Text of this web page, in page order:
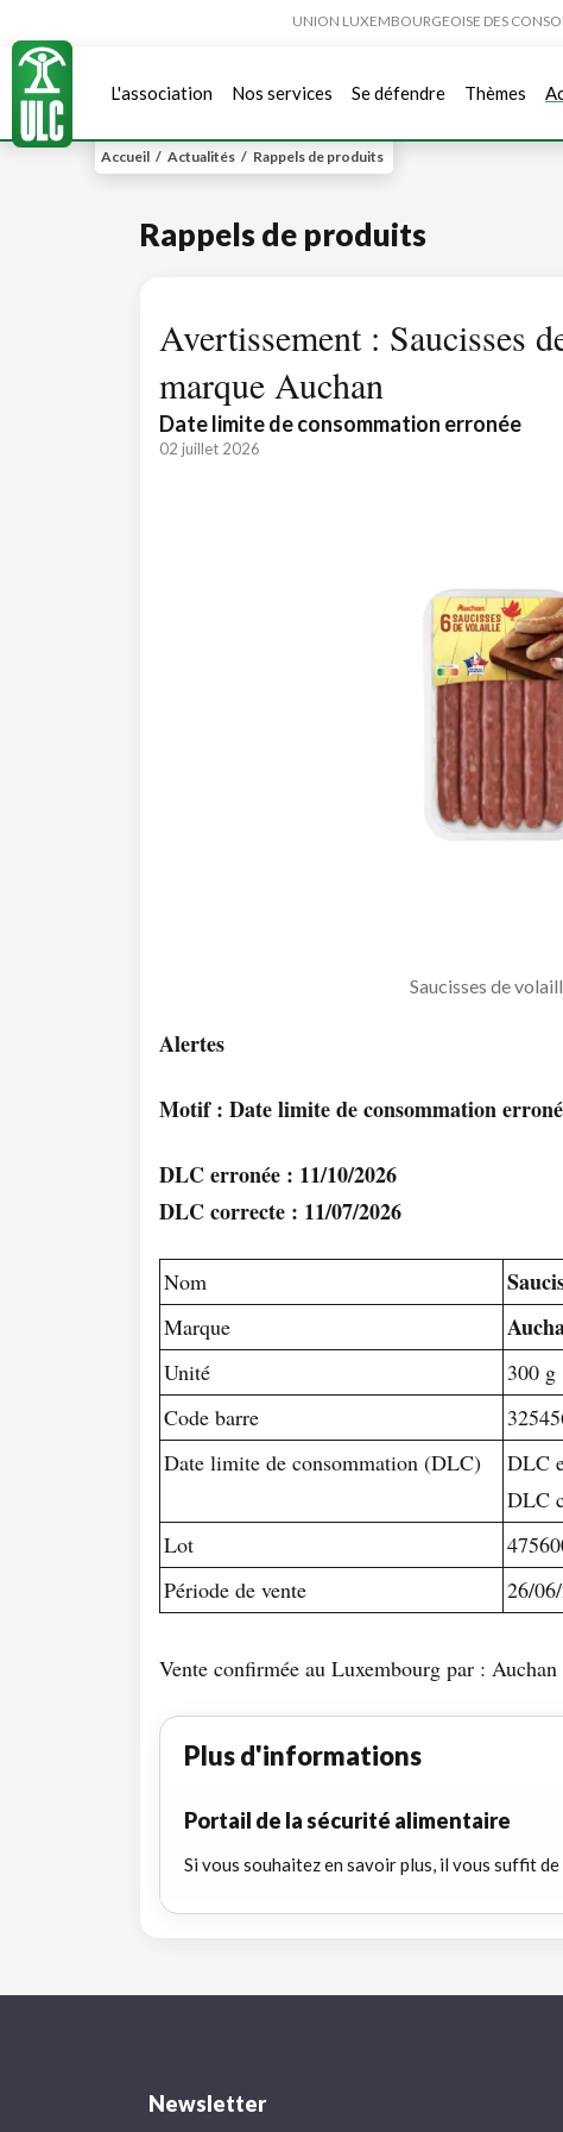
UNION LUXEMBOURGEOISE DES
L'association Nos services Se défendre Thèmes
Accueil / Actualités / Rappels de produits
Rappels de produits
Avertissement : Saucisses
marque Auchan
Date limite de consommation erronée
02 juillet 2026
Saucisses de
Alertes
Motif : Date limite de consommation
DLC erronée : 11/10/2026
DLC correcte : 11/07/2026
Nom
Marque
Unité
300 g
Code barre
Date limite de consommation (DLC)
DLC
DLC
Lot
Période de vente
26/
Vente confirmée au Luxembourg par : Auchan
Plus d'informations
Portail de la sécurité alimentaire
Si vous souhaitez en savoir plus, il vous suffit
Newsletter